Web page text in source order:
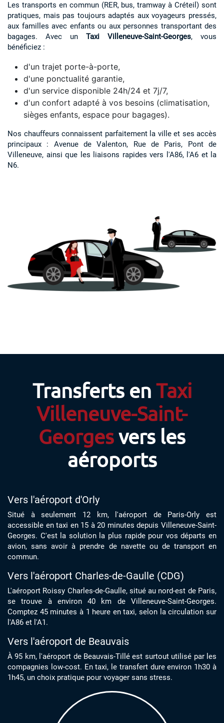
Les transports en commun (RER, bus, tramway à Créteil) sont
pratiques, mais pas toujours adaptés aux voyageurs pressés,
aux familles avec enfants ou aux personnes transportant des
bagages. Avec un Taxi Villeneuve-Saint-Georges, vous
bénéficiez :
d'un trajet porte-à-porte,
d'une ponctualité garantie,
d'un service disponible 24h/24 et 7j/7,
d'un confort adapté à vos besoins (climatisation,
sièges enfants, espace pour bagages).
Nos chauffeurs connaissent parfaitement la ville et ses accès
principaux : Avenue de Valenton, Rue de Paris, Pont de
Villeneuve, ainsi que les liaisons rapides vers l'A86, l'A6 et la
N6.
Transferts en Taxi
Villeneuve-Saint-
Georgesvers les
aéroports
Vers l'aéroport d'Orly
Situé à seulement 12 km, l'aéroport de Paris-Orly est
accessible en taxi en 15 à 20 minutes depuis Villeneuve-Saint-
Georges. C'est la solution la plus rapide pour vos départs en
avion, sans avoir à prendre de navette ou de transport en
commun.
Vers l'aéroport Charles-de-Gaulle (CDG)
L'aéroport Roissy Charles-de-Gaulle, situé au nord-est de Paris,
se trouve à environ 40 km de Villeneuve-Saint-Georges.
Comptez 45 minutes à 1 heure en taxi, selon la circulation sur
l'A86 et l'A1.
Vers l'aéroport de Beauvais
À 95 km, l'aéroport de Beauvais-Tillé est surtout utilisé par les
compagnies low-cost. En taxi, le transfert dure environ 1h30 à
1h45, un choix pratique pour voyager sans stress.